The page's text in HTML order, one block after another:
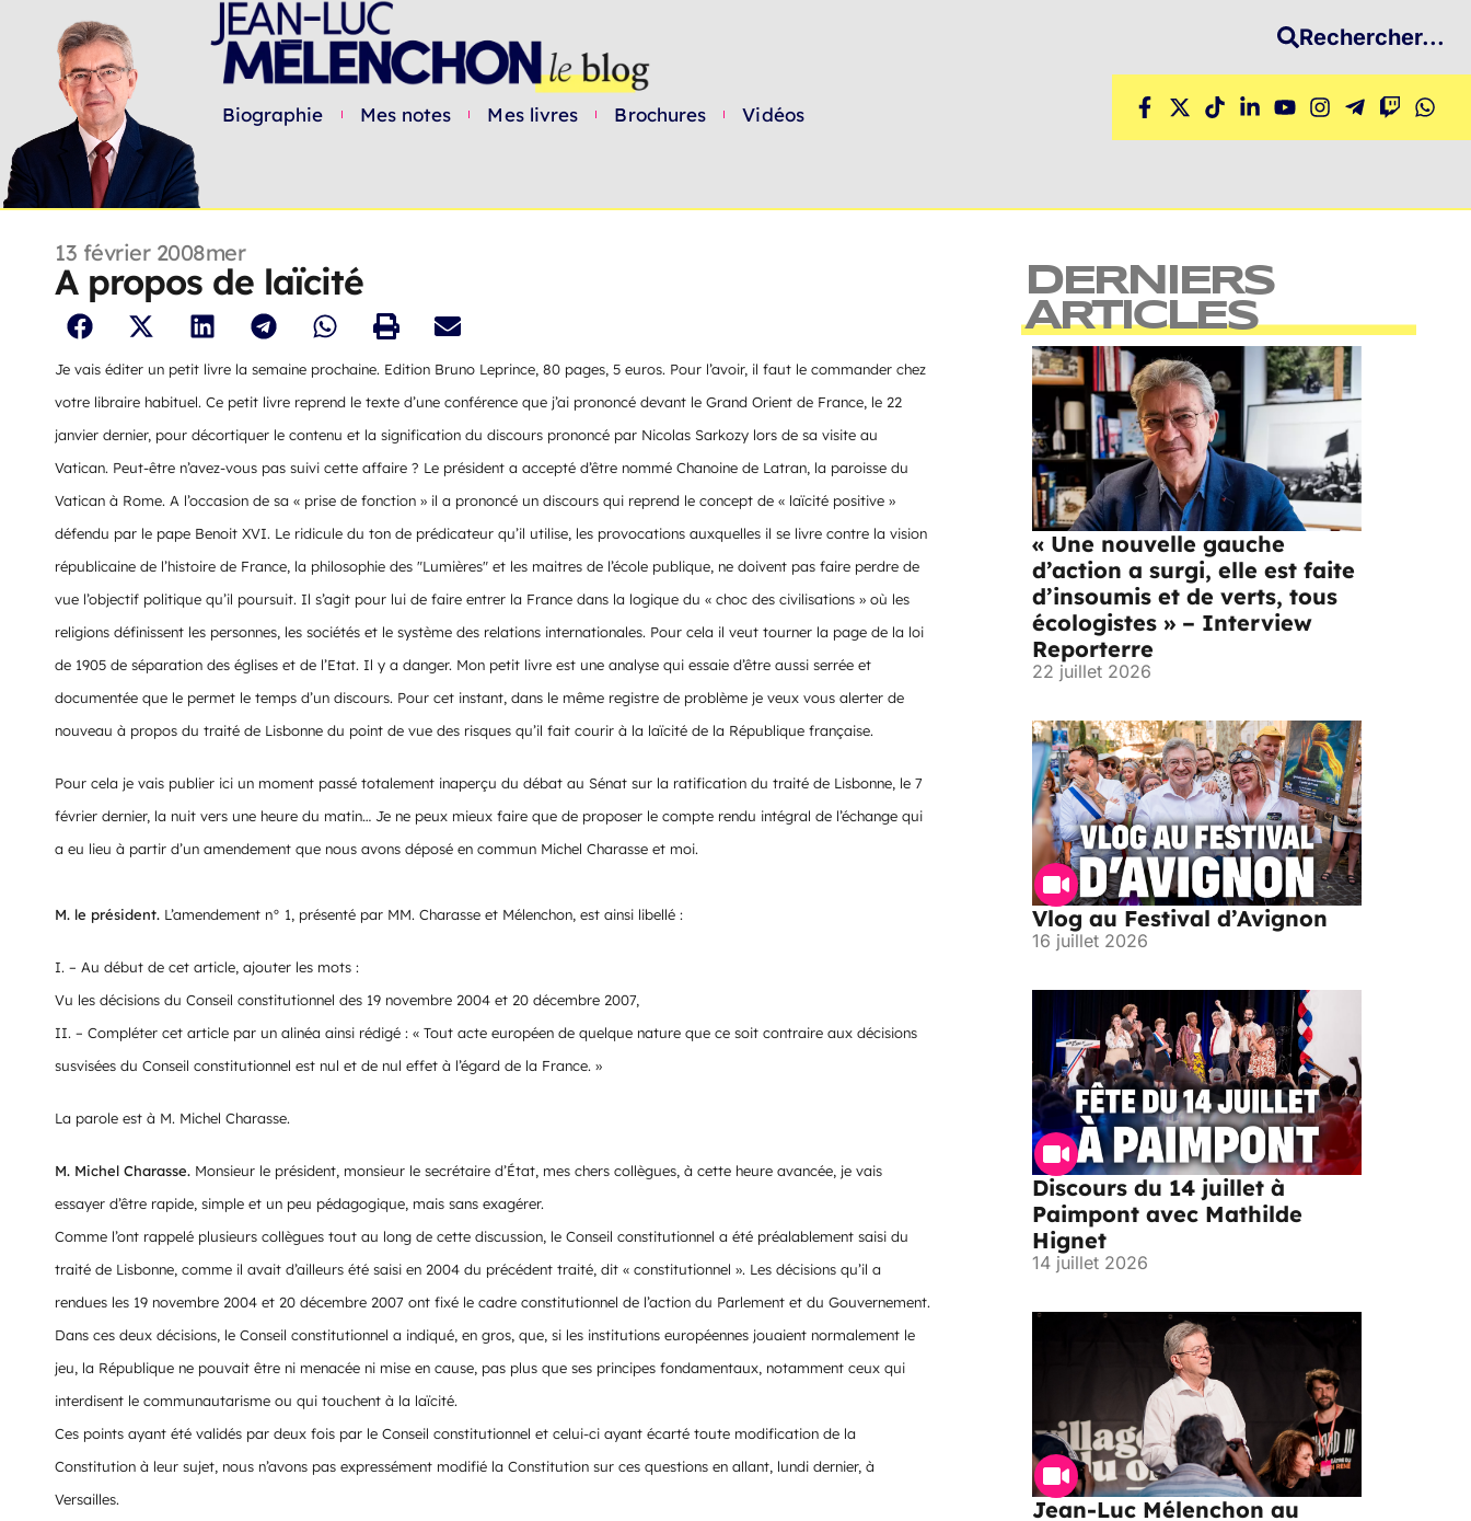
Biographie Mes notes Mes livres Brochures Vidéos
Rechercher...
13 février 2008mer
A propos de laïcité
Je vais éditer un petit livre la semaine prochaine. Edition Bruno Leprince, 80 pages, 5 euros. Pour l’avoir, il faut le commander chez
votre libraire habituel. Ce petit livre reprend le texte d’une conférence que j’ai prononcé devant le Grand Orient de France, le 22
janvier dernier, pour décortiquer le contenu et la signification du discours prononcé par Nicolas Sarkozy lors de sa visite au
Vatican. Peut-être n’avez-vous pas suivi cette affaire ? Le président a accepté d’être nommé Chanoine de Latran, la paroisse du
Vatican à Rome. A l’occasion de sa « prise de fonction » il a prononcé un discours qui reprend le concept de « laïcité positive »
défendu par le pape Benoit XVI. Le ridicule du ton de prédicateur qu’il utilise, les provocations auxquelles il se livre contre la vision
républicaine de l’histoire de France, la philosophie des "Lumières" et les maitres de l’école publique, ne doivent pas faire perdre de
vue l’objectif politique qu’il poursuit. Il s’agit pour lui de faire entrer la France dans la logique du « choc des civilisations » où les
religions définissent les personnes, les sociétés et le système des relations internationales. Pour cela il veut tourner la page de la loi
de 1905 de séparation des églises et de l’Etat. Il y a danger. Mon petit livre est une analyse qui essaie d’être aussi serrée et
documentée que le permet le temps d’un discours. Pour cet instant, dans le même registre de problème je veux vous alerter de
nouveau à propos du traité de Lisbonne du point de vue des risques qu’il fait courir à la laïcité de la République française.
Pour cela je vais publier ici un moment passé totalement inaperçu du débat au Sénat sur la ratification du traité de Lisbonne, le 7
février dernier, la nuit vers une heure du matin… Je ne peux mieux faire que de proposer le compte rendu intégral de l’échange qui
a eu lieu à partir d’un amendement que nous avons déposé en commun Michel Charasse et moi.
M. le président. L’amendement n° 1, présenté par MM. Charasse et Mélenchon, est ainsi libellé :
I. – Au début de cet article, ajouter les mots :
Vu les décisions du Conseil constitutionnel des 19 novembre 2004 et 20 décembre 2007,
II. – Compléter cet article par un alinéa ainsi rédigé : « Tout acte européen de quelque nature que ce soit contraire aux décisions
susvisées du Conseil constitutionnel est nul et de nul effet à l’égard de la France. »
La parole est à M. Michel Charasse.
M. Michel Charasse. Monsieur le président, monsieur le secrétaire d’État, mes chers collègues, à cette heure avancée, je vais
essayer d’être rapide, simple et un peu pédagogique, mais sans exagérer.
Comme l’ont rappelé plusieurs collègues tout au long de cette discussion, le Conseil constitutionnel a été préalablement saisi du
traité de Lisbonne, comme il avait d’ailleurs été saisi en 2004 du précédent traité, dit « constitutionnel ». Les décisions qu’il a
rendues les 19 novembre 2004 et 20 décembre 2007 ont fixé le cadre constitutionnel de l’action du Parlement et du Gouvernement.
Dans ces deux décisions, le Conseil constitutionnel a indiqué, en gros, que, si les institutions européennes jouaient normalement le
jeu, la République ne pouvait être ni menacée ni mise en cause, pas plus que ses principes fondamentaux, notamment ceux qui
interdisent le communautarisme ou qui touchent à la laïcité.
Ces points ayant été validés par deux fois par le Conseil constitutionnel et celui-ci ayant écarté toute modification de la
Constitution à leur sujet, nous n’avons pas expressément modifié la Constitution sur ces questions en allant, lundi dernier, à
Versailles.
DERNIERS
ARTICLES
« Une nouvelle gauche
d’action a surgi, elle est faite
d’insoumis et de verts, tous
écologistes » – Interview
Reporterre
22 juillet 2026
Vlog au Festival d’Avignon
16 juillet 2026
Discours du 14 juillet à
Paimpont avec Mathilde
Hignet
14 juillet 2026
Jean-Luc Mélenchon au